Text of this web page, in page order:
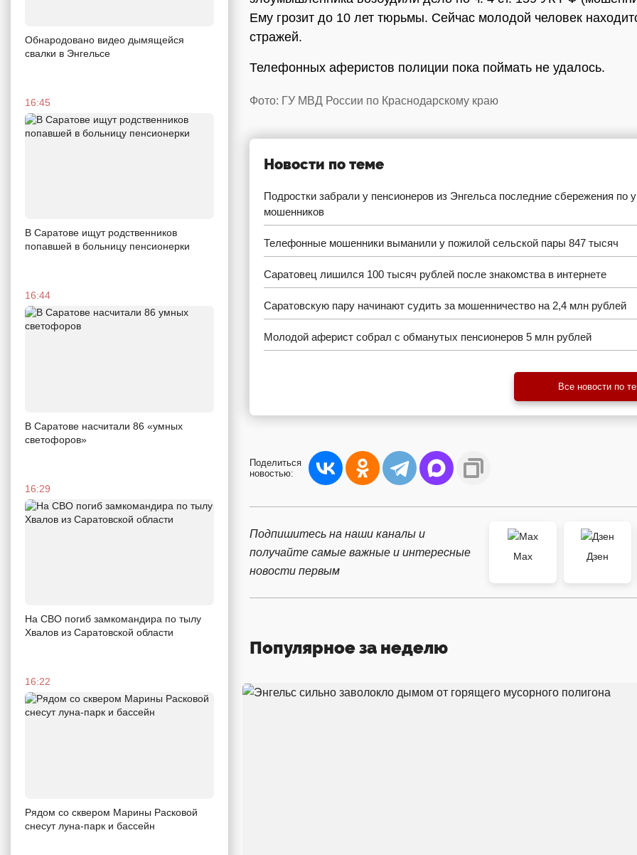
Обнародовано видео дымящейся
свалки в Энгельсе
16:45
В Саратове ищут родственников
попавшей в больницу пенсионерки
16:44
В Саратове насчитали 86 «умных
светофоров»
16:29
На СВО погиб замкомандира по тылу
Хвалов из Саратовской области
16:22
Рядом со сквером Марины Расковой
снесут луна-парк и бассейн
Ему грозит до 10 лет тюрьмы. Сейчас молодой человек
стражей.
Телефонных аферистов полиции пока поймать не удалось.
Фото: ГУ МВД России по Краснодарскому краю
Новости по теме
Подростки забрали у пенсионеров из Энгельса последние сбережения по
мошенников
Телефонные мошенники выманили у пожилой сельской пары 847 тысяч
Саратовец лишился 100 тысяч рублей после знакомства в интернете
Саратовскую пару начинают судить за мошенничество на 2,4 млн рублей
Молодой аферист собрал с обманутых пенсионеров 5 млн рублей
Все новости по
Поделиться
новостью:
Подпишитесь на наши каналы и
получайте самые важные и интересные
новости первым
Max
Дзен
Популярное за неделю